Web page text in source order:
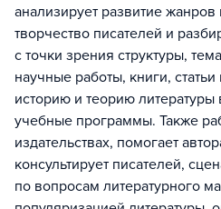
анализирует развитие жанров
творчество писателей и
с точки зрения структуры,
научные работы, книги,
историю и теорию литературы
учебные программы. Также
издательствах, помогает
консультирует писателей,
по вопросам литературного